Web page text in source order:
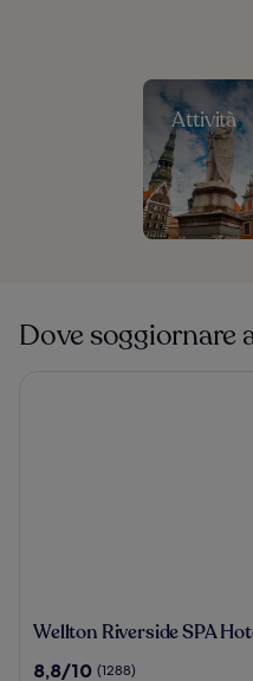
Attività
Dove soggiornare
Wellton
Wellton Riverside SPA
8.8
8,8/10 (1288)